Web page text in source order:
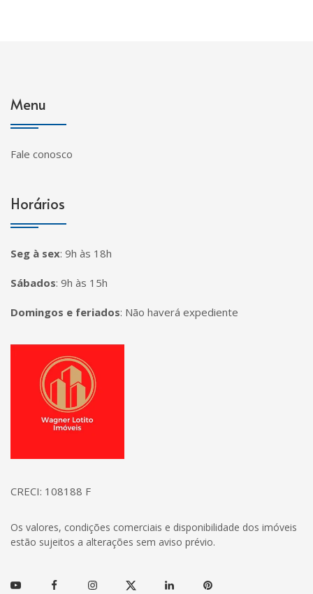
Menu
Fale conosco
Horários
Seg à sex: 9h às 18h
Sábados: 9h às 15h
Domingos e feriados: Não haverá expediente
Página inicial
CRECI: 108188 F
Os valores, condições comerciais e disponibilidade dos imóveis
estão sujeitos a alterações sem aviso prévio.
Youtube FacebookInstagramTwitter Linkedin Pinterest